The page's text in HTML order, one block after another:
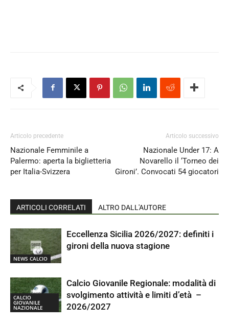
Articolo precedente
Nazionale Femminile a
Palermo: aperta la biglietteria
per Italia-Svizzera
Articolo successivo
Nazionale Under 17: A
Novarello il ‘Torneo dei
Gironi’. Convocati 54 giocatori
ARTICOLI CORRELATI ALTRO DALL'AUTORE
NEWS CALCIO
Eccellenza Sicilia 2026/2027: definiti i
gironi della nuova stagione
CALCIO
GIOVANILE
NAZIONALE
Calcio Giovanile Regionale: modalità di
svolgimento attività e limiti d’età –
2026/2027